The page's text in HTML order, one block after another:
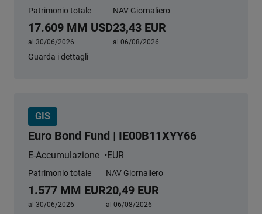
Patrimonio totale
17.609 MM USD
al 30/06/2026
NAV Giornaliero
23,43 EUR
al 06/08/2026
Guarda i dettagli
GIS
Euro Bond Fund | IE00B11XYY66
E-Accumulazione EUR
Patrimonio totale
1.577 MM EUR
al 30/06/2026
NAV Giornaliero
20,49 EUR
al 06/08/2026